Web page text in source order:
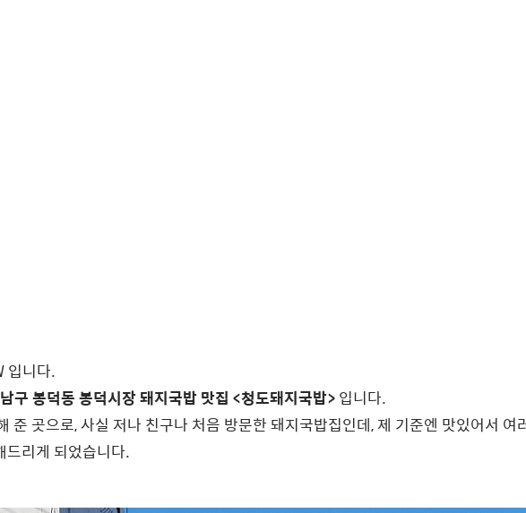
입니다.
구 봉덕동 봉덕시장 돼지국밥 맛집 <청도돼지국밥>입니다.
준 곳으로, 사실 저나 친구나 처음 방문한 돼지국밥집인데, 제 기준엔 맛있어서 여
드리게 되었습니다.